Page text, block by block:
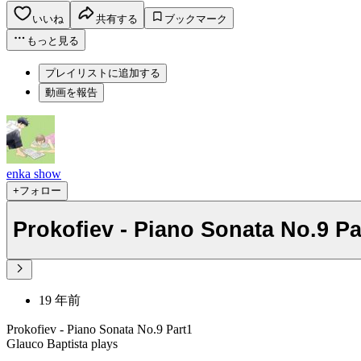
いいね 共有する
ブックマーク
もっと見る
プレイリストに追加する
動画を報告
enka show
+フォロー
Prokofiev - Piano Sonata No.9
19 年前
Prokofiev - Piano Sonata No.9 Part1
Glauco Baptista plays